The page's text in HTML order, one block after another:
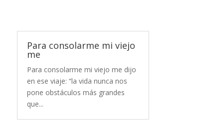
Para consolarme mi viejo
me
Para consolarme mi viejo me dijo
en ese viaje: “la vida nunca nos
pone obstáculos más grandes
que...